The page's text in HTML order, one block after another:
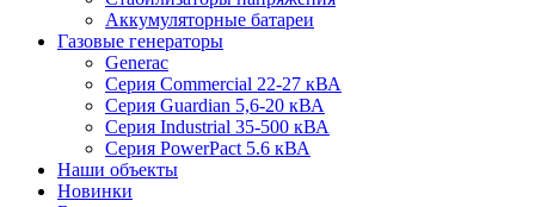
Аккумуляторные батареи
Газовые генераторы
Generac
Серия Commercial 22-27 кВА
Серия Guardian 5,6-20 кВА
Серия Industrial 35-500 кВА
Серия PowerPact 5.6 кВА
Наши объекты
Новинки